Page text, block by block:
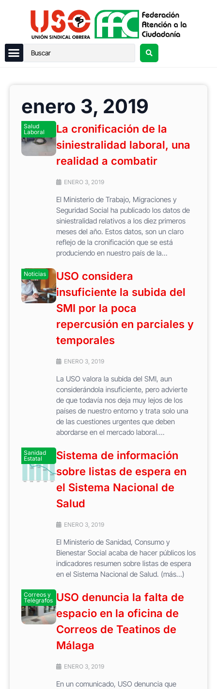
enero 3, 2019
Salud
Laboral
La cronificación de la
siniestralidad laboral, una
realidad a combatir
ENERO 3, 2019
El Ministerio de Trabajo, Migraciones y
Seguridad Social ha publicado los datos de
siniestralidad relativos a los diez primeros
meses del año. Estos datos, son un claro
reflejo de la cronificación que se está
produciendo en nuestro país de la...
Noticias
USO considera
insuficiente la subida del
SMI por la poca
repercusión en parciales y
temporales
ENERO 3, 2019
La USO valora la subida del SMI, aun
considerándola insuficiente, pero advierte
de que todavía nos deja muy lejos de los
países de nuestro entorno y trata solo una
de las cuestiones urgentes que deben
abordarse en el mercado laboral....
Sanidad
Estatal
Sistema de información
sobre listas de espera en
el Sistema Nacional de
Salud
ENERO 3, 2019
El Ministerio de Sanidad, Consumo y
Bienestar Social acaba de hacer públicos los
indicadores resumen sobre listas de espera
en el Sistema Nacional de Salud. (más…)
Correos y
Telégrafos USO denuncia la falta de
espacio en la oficina de
Correos de Teatinos de
Málaga
ENERO 3, 2019
En un comunicado, USO denuncia que